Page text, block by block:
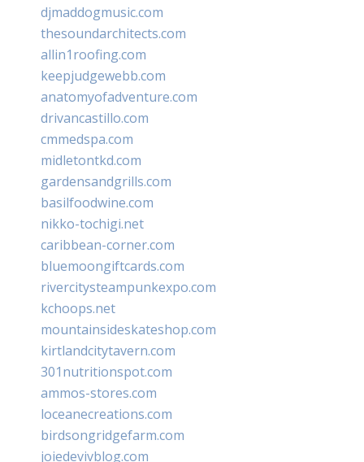
djmaddogmusic.com
thesoundarchitects.com
allin1roofing.com
keepjudgewebb.com
anatomyofadventure.com
drivancastillo.com
cmmedspa.com
midletontkd.com
gardensandgrills.com
basilfoodwine.com
nikko-tochigi.net
caribbean-corner.com
bluemoongiftcards.com
rivercitysteampunkexpo.com
kchoops.net
mountainsideskateshop.com
kirtlandcitytavern.com
301nutritionspot.com
ammos-stores.com
loceanecreations.com
birdsongridgefarm.com
joiedevivblog.com